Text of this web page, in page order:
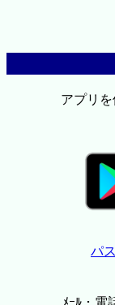
アプリ
パ